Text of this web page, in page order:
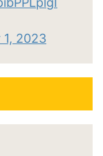
1, 2023